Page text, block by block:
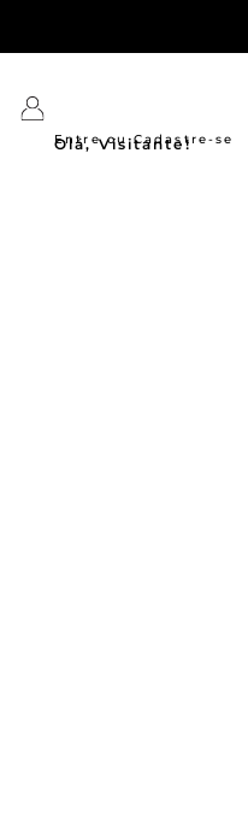
Olá, Visitante!
Entre ou Cadastre-se